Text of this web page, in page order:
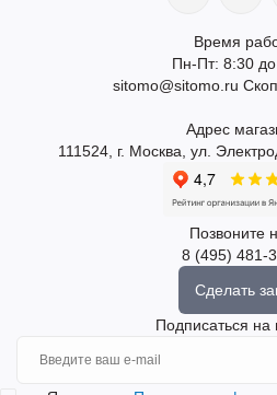
Время
Пн-Пт: 8:30
sitomo@sitomo.ru
Адрес
111524, г. Москва, ул.
Позвоните
8 (495) 481-
Сделать
Подписаться на